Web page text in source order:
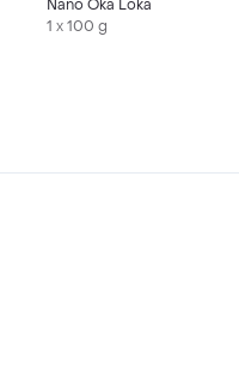
Nano Oka Loka
1 x 100 g